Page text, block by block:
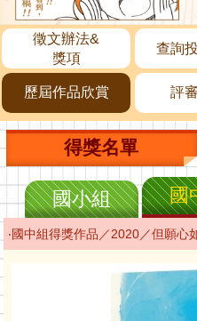
徵文辦法&
獎項
查詢
歷屆作品欣賞 評
得獎名單
國小組 國
‧國中組得獎作品／2020／但願心